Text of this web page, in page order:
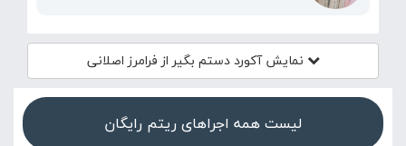
نمایش آکورددستم بگیر از فرامرز اصلانی
لیست همه اجراهای ریتم رایگان